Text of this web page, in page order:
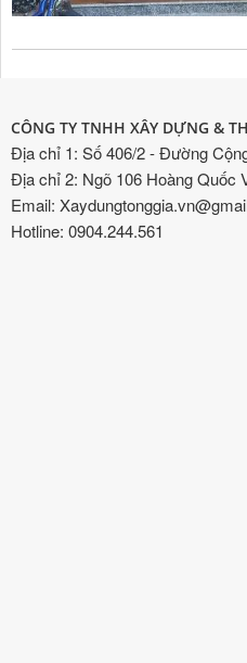
CÔNG TY TNHH XÂY DỰNG &
Địa chỉ 1: Số 406/2 - Đường
Địa chỉ 2: Ngõ 106 Hoàng Quốc
Email:
Hotline: 0904.244.561